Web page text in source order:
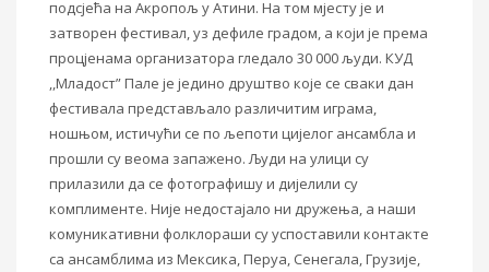
подсјећа на Акропољ у Атини. На том мјесту је и
затворен фестивал,уз дефиле градом, а који је према
процјенама организатора гледало 30 000 људи. КУД
,,Младост”Пале је једино друштво које се сваки дан
фестивала представљало различитим играма,
ношњом,истичући се по љепоти цијелог ансамбла и
прошли су веома запажено. Људи на улици су
прилазили да се фотографишу и дијелили су
комплименте. Није недостајало ни дружења, а наши
комуникативни фолклораши су успоставили контакте
са ансамблима из Мексика, Перуа, Сенегала, Грузије,